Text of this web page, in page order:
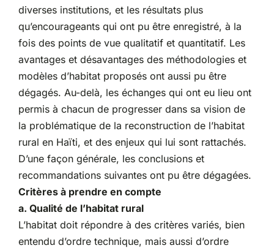
diverses institutions, et les résultats plus
qu’encourageants qui ont pu être enregistré, à la
fois des points de vue qualitatif et quantitatif. Les
avantages et désavantages des méthodologies et
modèles d’habitat proposés ont aussi pu être
dégagés. Au-delà, les échanges qui ont eu lieu ont
permis à chacun de progresser dans sa vision de
la problématique de la reconstruction de l’habitat
rural en Haïti, et des enjeux qui lui sont rattachés.
D’une façon générale, les conclusions et
recommandations suivantes ont pu être dégagées.
Critères à prendre en compte
a. Qualité de l’habitat rural
L’habitat doit répondre à des critères variés, bien
entendu d’ordre technique, mais aussi d’ordre